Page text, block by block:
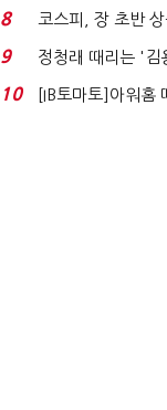
닥 벌점 급증에 ...
8
코스피, 장 초반
시도
9
정청래 때리는 '
최측근' 입...
10
[IB토마토]아워홈